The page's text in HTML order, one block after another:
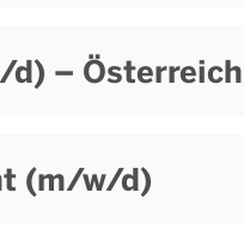
– Österreich
(m/w/d)